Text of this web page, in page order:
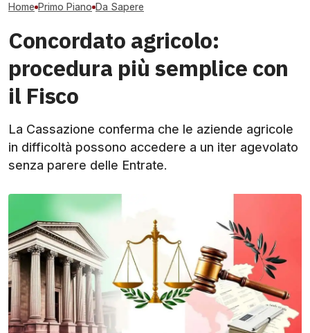
Home Primo Piano Da Sapere
Concordato agricolo:
procedura più semplice con
il Fisco
La Cassazione conferma che le aziende agricole
in difficoltà possono accedere a un iter agevolato
senza parere delle Entrate.